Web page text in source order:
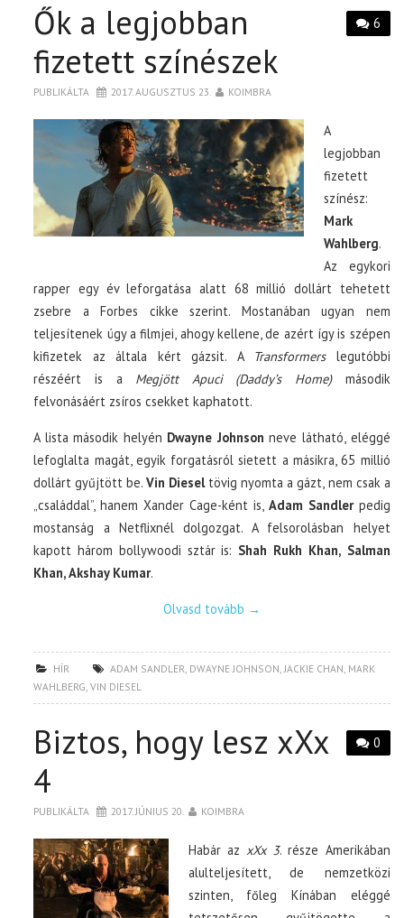
6
Ők a legjobban
fizetett színészek
PUBLIKÁLTA 2017. AUGUSZTUS 23. KOIMBRA
A
legjobban
fizetett
színész:
Mark
Wahlberg.
Az egykori
rapper egy év leforgatása alatt 68 millió dollárt tehetett
zsebre a Forbes cikke szerint. Mostanában ugyan nem
teljesítenek úgy a filmjei, ahogy kellene, de azért így is szépen
kifizetek az általa kért gázsit. A Transformerslegutóbbi
részéért is a Megjött Apuci (Daddy’s Home)második
felvonásáért zsíros csekket kaphatott.
A lista második helyén Dwayne Johnson neve látható, eléggé
lefoglalta magát, egyik forgatásról sietett a másikra, 65 millió
dollárt gyűjtött be.Vin Dieseltövig nyomta a gázt, nem csak a
„családdal”, hanem Xander Cage-ként is, Adam Sandlerpedig
mostanság a Netflixnél dolgozgat. A felsorolásban helyet
kapott három bollywoodi sztár is: Shah Rukh Khan, Salman
Khan, Akshay Kumar.
Olvasd tovább →
HÍR ADAM SANDLER, DWAYNE JOHNSON,JACKIE CHAN, MARK
WAHLBERG,VIN DIESEL
0
Biztos, hogy lesz xXx
4
PUBLIKÁLTA 2017. JÚNIUS 20. KOIMBRA
Habár az xXx 3. része Amerikában
alulteljesített, de nemzetközi
szinten, főleg Kínában eléggé